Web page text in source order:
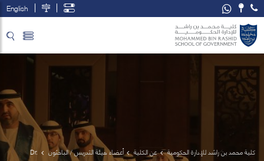
English
كلية محمد بن راشد للإدارة الحكومية عن الكلية أعضاء هيئة التدريس / الباحثون
Dr.